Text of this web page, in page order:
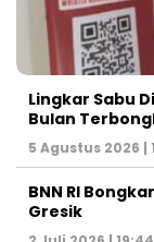
Lingkar Sabu
Bulan
5 Agustus 2026 |
BNN RI
Gresik